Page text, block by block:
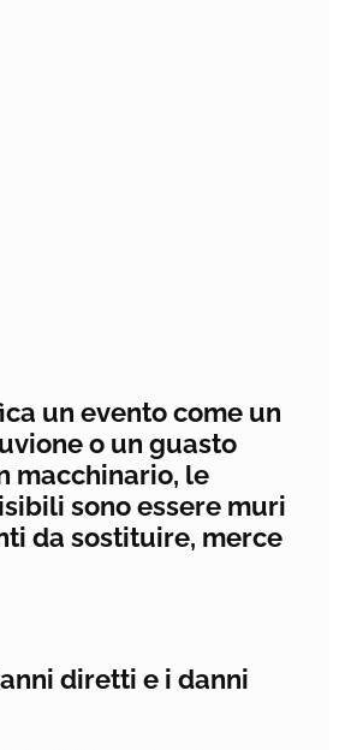
un evento come un
o un guasto
macchinario, le
sono essere muri
da sostituire, merce
diretti e i danni